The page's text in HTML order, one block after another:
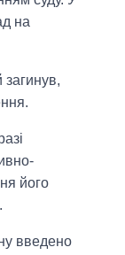
на
загинув,
його
введено